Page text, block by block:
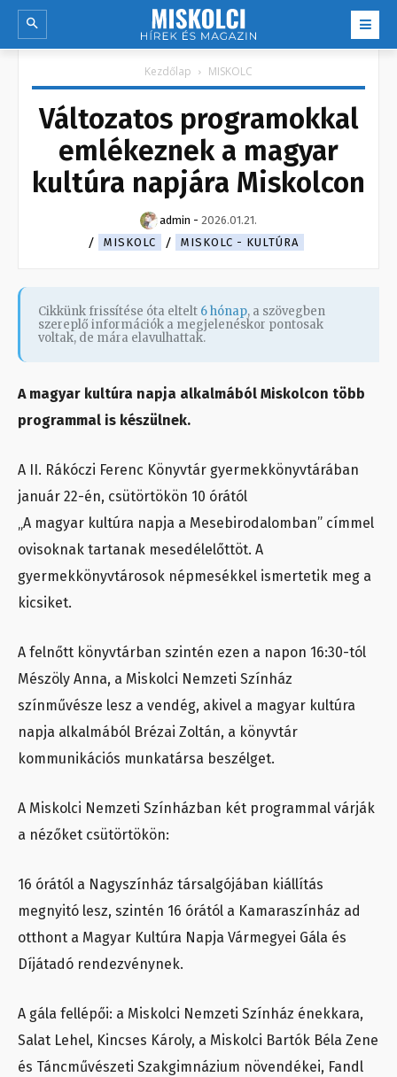
Kezdőlap MISKOLC
Változatos programokkal
emlékeznek a magyar
kultúra napjára Miskolcon
admin - 2026.01.21.
MISKOLC
MISKOLC - KULTÚRA
Cikkünk frissítése óta eltelt 6 hónap, a szövegben
szereplő információk a megjelenéskor pontosak
voltak, de mára elavulhattak.
A magyar kultúra napja alkalmából Miskolcon több
programmal is készülnek.
A II. Rákóczi Ferenc Könyvtár gyermekkönyvtárában
január 22-én, csütörtökön 10 órától
„A magyar kultúra napja a Mesebirodalomban” címmel
ovisoknak tartanak mesedélelőttöt. A
gyermekkönyvtárosok népmesékkel ismertetik meg a
kicsiket.
A felnőtt könyvtárban szintén ezen a napon 16:30-tól
Mészöly Anna, a Miskolci Nemzeti Színház
színművésze lesz a vendég, akivel a magyar kultúra
napja alkalmából Brézai Zoltán, a könyvtár
kommunikációs munkatársa beszélget.
A Miskolci Nemzeti Színházban két programmal várják
a nézőket csütörtökön:
16 órától a Nagyszínház társalgójában kiállítás
megnyitó lesz, szintén 16 órától a Kamaraszínház ad
otthont a Magyar Kultúra Napja Vármegyei Gála és
Díjátadó rendezvénynek.
A gála fellépői: a Miskolci Nemzeti Színház énekkara,
Salat Lehel, Kincses Károly, a Miskolci Bartók Béla Zene
és Táncművészeti Szakgimnázium növendékei, Fandl